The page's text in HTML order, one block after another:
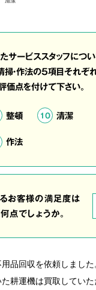
サービススタッフについ
清掃・作法の5項目それぞ
点を付けて下さい。
整頓 10 清潔
作法
お客様の満足度は
でしょうか。
品回収を依頼しまし
耕運機は買取してい